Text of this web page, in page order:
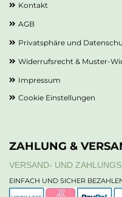
Kontakt
AGB
Privatsphäre und
Widerrufsrecht & Muster-
Impressum
Cookie Einstellungen
ZAHLUNG &
VERSAND- UND
EINFACH UND SICHER